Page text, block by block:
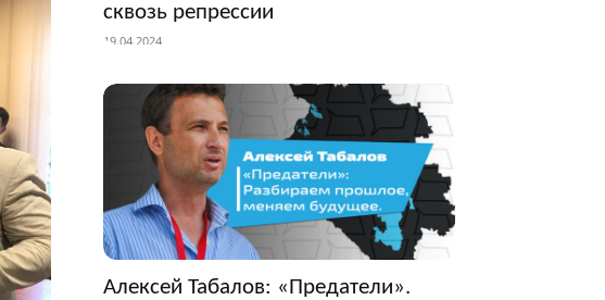
сквозь репрессии
19.04.2024
Алексей Табалов: «Предатели».